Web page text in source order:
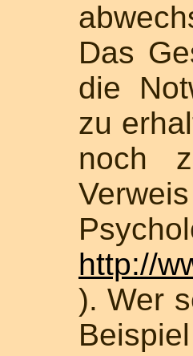
Das
die
zu
noch
http://
). Wer